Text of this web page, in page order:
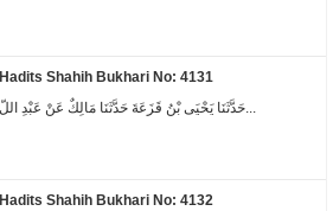
Hadits Shahih Bukhari No: 4131
حَدَّثَنَا يَحْيَى بْنُ قَزَعَةَ حَدَّثَنَا مَالِكٌ عَنْ عَبْدِ اللّ...
Hadits Shahih Bukhari No: 4132